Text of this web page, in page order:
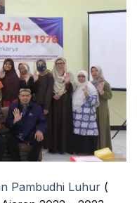
Pambudhi Luhur (